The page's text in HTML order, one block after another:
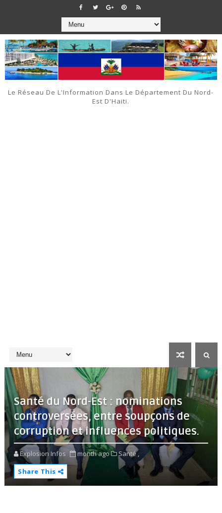
Le Réseau De L'Information Dans Le Département Du Nord-
Est D'Haiti.
Santé du Nord-Est : nominations
controversées, entre soupçons de
corruption et influences politiques.
Explosion Infos month ago
Santé ,
Share This